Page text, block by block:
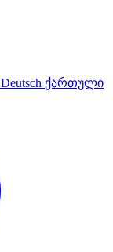
Deutsch ქართული